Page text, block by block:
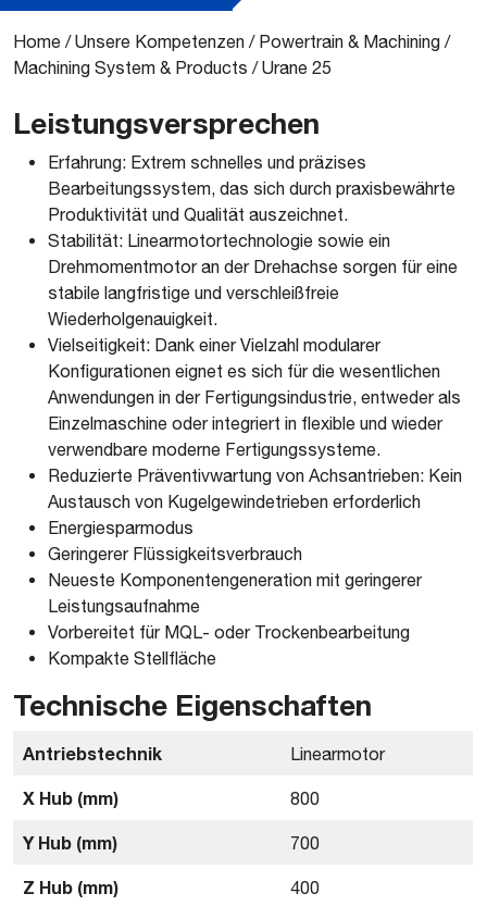
Home /Unsere Kompetenzen / Powertrain & Machining /
Machining System & Products /Urane 25
Leistungsversprechen
Erfahrung: Extrem schnelles und präzises
Bearbeitungssystem, das sich durch praxisbewährte
Produktivität und Qualität auszeichnet.
Stabilität: Linearmotortechnologie sowie ein
Drehmomentmotor an der Drehachse sorgen für eine
stabile langfristige und verschleißfreie
Wiederholgenauigkeit.
Vielseitigkeit: Dank einer Vielzahl modularer
Konfigurationen eignet es sich für die wesentlichen
Anwendungen in der Fertigungsindustrie, entweder als
Einzelmaschine oder integriert in flexible und wieder
verwendbare moderne Fertigungssysteme.
Reduzierte Präventivwartung von Achsantrieben: Kein
Austausch von Kugelgewindetrieben erforderlich
Energiesparmodus
Geringerer Flüssigkeitsverbrauch
Neueste Komponentengeneration mit geringerer
Leistungsaufnahme
Vorbereitet für MQL- oder Trockenbearbeitung
Kompakte Stellfläche
Technische Eigenschaften
Antriebstechnik Linearmotor
X Hub (mm) 800
Y Hub (mm) 700
Z Hub (mm) 400